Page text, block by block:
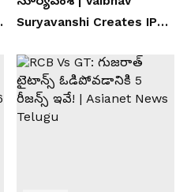
Suryavanshi Creates IPL
Telugu